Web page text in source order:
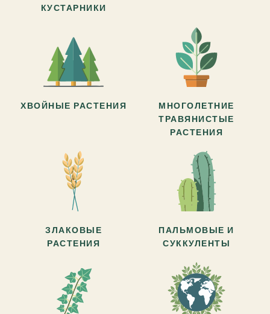
КУСТАРНИКИ
ХВОЙНЫЕ РАСТЕНИЯ
МНОГОЛЕТНИЕ
ТРАВЯНИСТЫЕ
РАСТЕНИЯ
ЗЛАКОВЫЕ
РАСТЕНИЯ
ПАЛЬМОВЫЕ И
СУККУЛЕНТЫ